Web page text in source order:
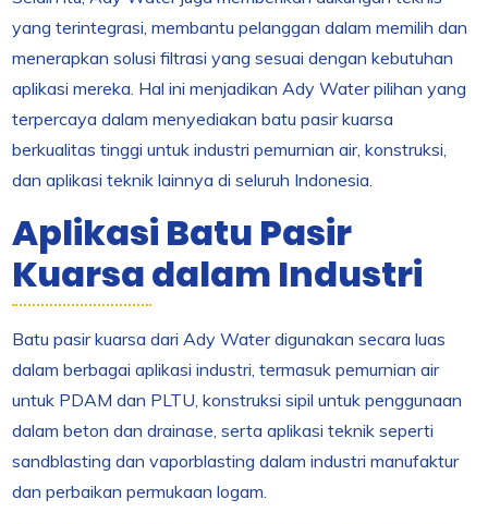
yang terintegrasi, membantu pelanggan dalam memilih dan
menerapkan solusi filtrasi yang sesuai dengan kebutuhan
aplikasi mereka. Hal ini menjadikan Ady Water pilihan yang
terpercaya dalam menyediakan batu pasir kuarsa
berkualitas tinggi untuk industri pemurnian air, konstruksi,
dan aplikasi teknik lainnya di seluruh Indonesia.
Aplikasi Batu Pasir
Kuarsa dalam Industri
Batu pasir kuarsa dari Ady Water digunakan secara luas
dalam berbagai aplikasi industri, termasuk pemurnian air
untuk PDAM dan PLTU, konstruksi sipil untuk penggunaan
dalam beton dan drainase, serta aplikasi teknik seperti
sandblasting dan vaporblasting dalam industri manufaktur
dan perbaikan permukaan logam.